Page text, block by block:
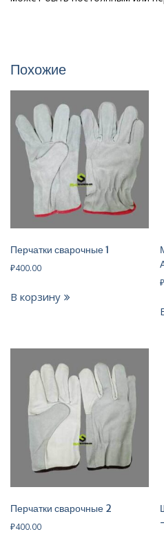
Похожие
Перчатки сварочные 1
₽400.00
В корзину
₽
Перчатки сварочные 2
₽400.00